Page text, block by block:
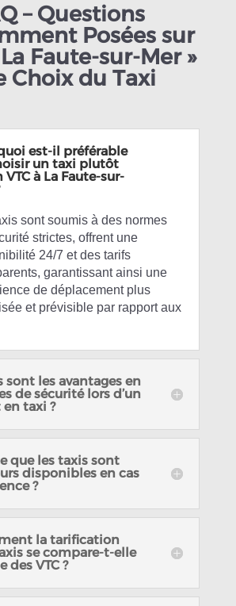
– Questions
Posées sur
La Faute-sur-Mer »
Choix du Taxi
est-il préférable
un taxi plutôt
VTC à La Faute-sur-
sont soumis à des normes
strictes, offrent une
24/7 et des tarifs
garantissant ainsi une
de déplacement plus
et prévisible par rapport aux
sont les avantages en
de sécurité lors d’un
taxi ?
que les taxis sont
disponibles en cas
?
la tarification
se compare-t-elle
des VTC ?